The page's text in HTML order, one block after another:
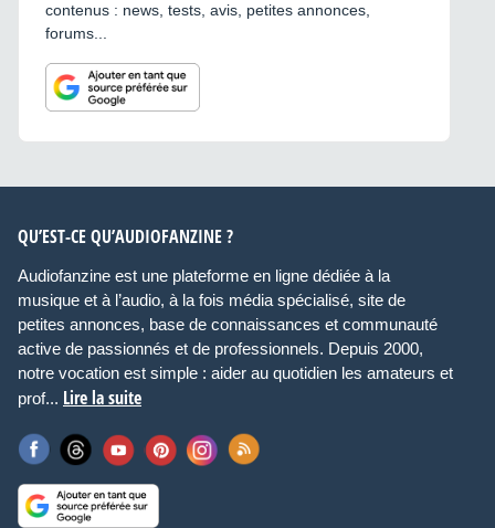
contenus : news, tests, avis, petites annonces,
forums...
QU’EST-CE QU’AUDIOFANZINE ?
Audiofanzine est une plateforme en ligne dédiée à la
musique et à l’audio, à la fois média spécialisé, site de
petites annonces, base de connaissances et communauté
active de passionnés et de professionnels. Depuis 2000,
notre vocation est simple : aider au quotidien les amateurs et
prof... Lire la suite